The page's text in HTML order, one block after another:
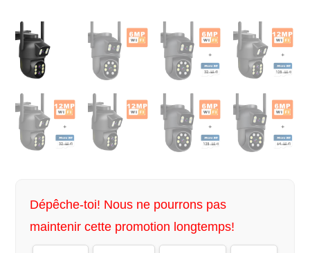
Dépêche-toi! Nous ne pourrons pas
maintenir cette promotion longtemps!